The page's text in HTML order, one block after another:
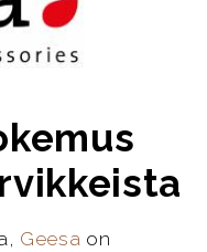
Geesa on